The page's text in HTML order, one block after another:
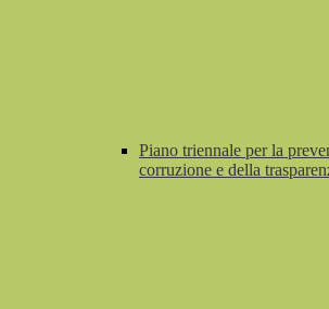
Piano triennale per la
corruzione e della